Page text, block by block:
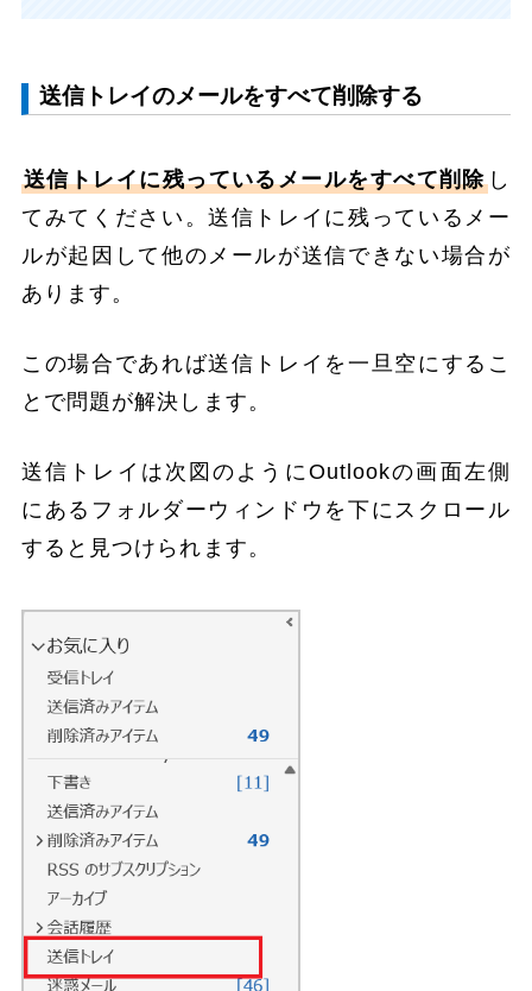
送信トレイのメールをすべて削除する
送信トレイに残っているメールをすべて削除し
てみてください。送信トレイに残っているメー
ルが起因して他のメールが送信できない場合が
あります。
この場合であれば送信トレイを一旦空にするこ
とで問題が解決します。
送信トレイは次図のようにOutlookの画面左側
にあるフォルダーウィンドウを下にスクロール
すると見つけられます。